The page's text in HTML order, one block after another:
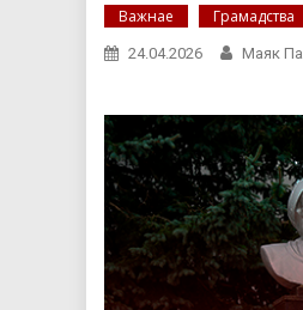
Важнае Грамадства
24.04.2026 Маяк